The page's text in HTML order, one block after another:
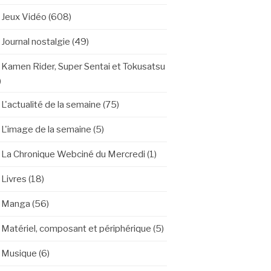
Jeux Vidéo (608)
Journal nostalgie (49)
Kamen Rider, Super Sentai et Tokusatsu
L'actualité de la semaine (75)
L'image de la semaine (5)
La Chronique Webciné du Mercredi (1)
Livres (18)
Manga (56)
Matériel, composant et périphérique (5)
Musique (6)